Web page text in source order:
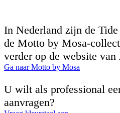
In Nederland zijn de
de Motto by Mosa-
verder op de website van
Ga naar Motto by Mosa
U wilt als professional
aanvragen?